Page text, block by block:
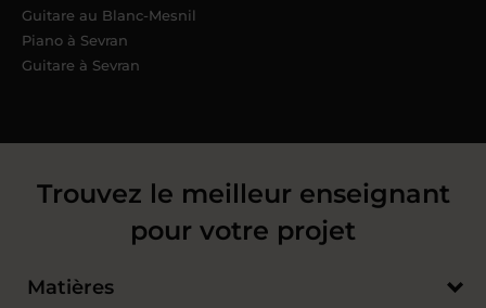
Guitare au Blanc-Mesnil
Piano à Sevran
Guitare à Sevran
Trouvez le meilleur enseignant
pour votre projet
Matières